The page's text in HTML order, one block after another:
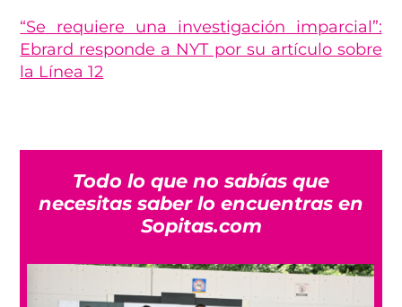
“Se requiere una investigación imparcial”:
Ebrard responde a NYT por su artículo sobre
la Línea 12
Todo lo que no sabías que
necesitas saber lo encuentras en
Sopitas.com